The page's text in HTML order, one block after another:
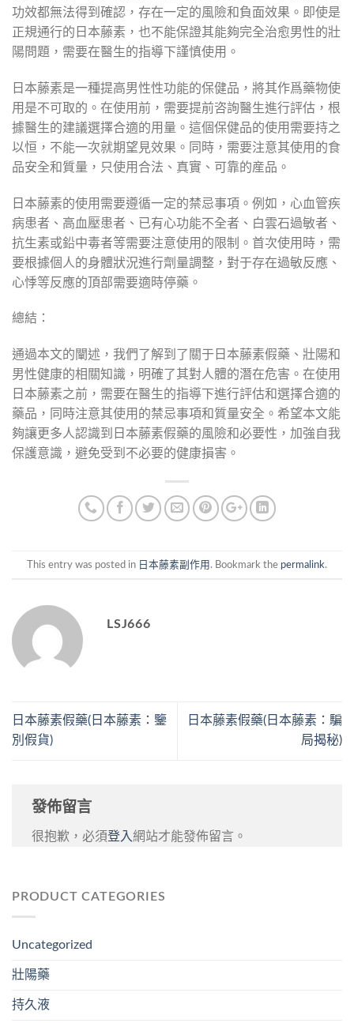
功效都無法得到確認，存在一定的風險和負面效果。即使是
正規通行的日本藤素，也不能保證其能夠完全治愈男性的壯
陽問題，需要在醫生的指導下謹慎使用。
日本藤素是一種提高男性性功能的保健品，將其作爲藥物使
用是不可取的。在使用前，需要提前咨詢醫生進行評估，根
據醫生的建議選擇合適的用量。這個保健品的使用需要持之
以恒，不能一次就期望見效果。同時，需要注意其使用的食
品安全和質量，只使用合法、真實、可靠的産品。
日本藤素的使用需要遵循一定的禁忌事項。例如，心血管疾
病患者、高血壓患者、已有心功能不全者、白雲石過敏者、
抗生素或鉛中毒者等需要注意使用的限制。首次使用時，需
要根據個人的身體狀況進行劑量調整，對于存在過敏反應、
心悸等反應的頂部需要適時停藥。
總結：
通過本文的闡述，我們了解到了關于日本藤素假藥、壯陽和
男性健康的相關知識，明確了其對人體的潛在危害。在使用
日本藤素之前，需要在醫生的指導下進行評估和選擇合適的
藥品，同時注意其使用的禁忌事項和質量安全。希望本文能
夠讓更多人認識到日本藤素假藥的風險和必要性，加強自我
保護意識，避免受到不必要的健康損害。
This entry was posted in 日本藤素副作用 . Bookmark the permalink.
LSJ666
日本藤素假藥(日本藤素：鑒
別假貨)
日本藤素假藥(日本藤素：騙
局揭秘)
發佈留言
很抱歉，必須登入網站才能發佈留言。
PRODUCT CATEGORIES
Uncategorized
壯陽藥
持久液